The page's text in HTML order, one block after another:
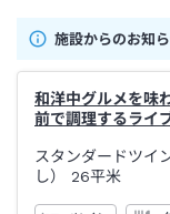
施設からのお知
和洋中グルメを味
前で調理するライ
スタンダードツイ
し） 26平米